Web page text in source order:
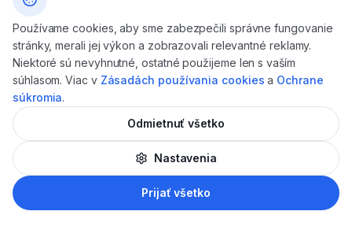
Používame cookies, aby sme zabezpečili správne fungovanie
stránky, merali jej výkon a zobrazovali relevantné reklamy.
Niektoré sú nevyhnutné, ostatné použijeme len s vaším
súhlasom. Viac v Zásadách používania cookies a Ochrane
súkromia.
Odmietnuť všetko
Nastavenia
Prijať všetko